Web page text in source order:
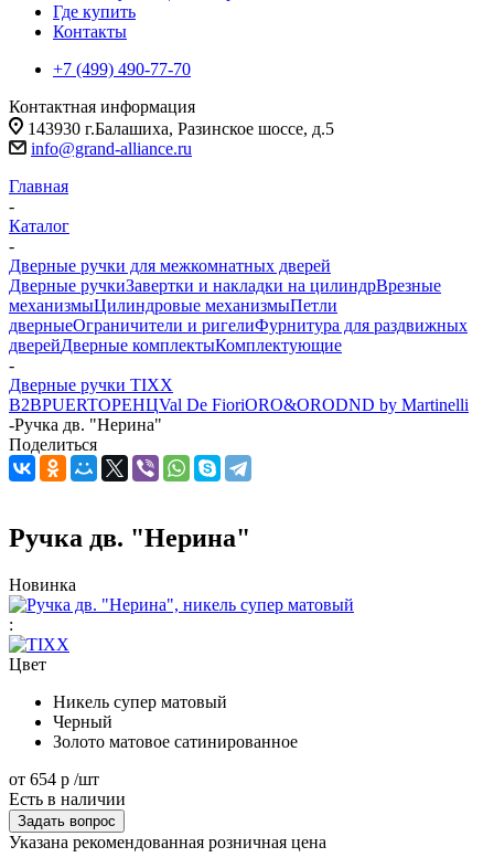
Где купить
Контакты
+7 (499) 490-77-70
Контактная информация
143930 г.Балашиха, Разинское шоссе, д.5
info@grand-alliance.ru
Главная
-
Каталог
-
Дверные ручки для межкомнатных дверей
Дверные ручкиЗавертки и накладки на цилиндрВрезные
механизмыЦилиндровые механизмыПетли
дверныеОграничители и ригелиФурнитура для раздвижных
дверейДверные комплектыКомплектующие
-
Дверные ручки TIXX
B2BPUERTOРЕНЦVal De FioriORO&ORODND by Martinelli
-Ручка дв. "Нерина"
Поделиться
Ручка дв. "Нерина"
Новинка
:
Цвет
Никель супер матовый
Черный
Золото матовое сатинированное
от 654 р /шт
Есть в наличии
Задать вопрос
Указана рекомендованная розничная цена